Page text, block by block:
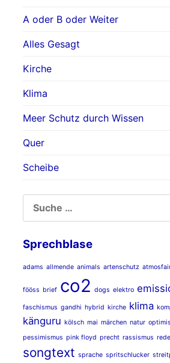
A oder B oder Weiter
Alles Gesagt
Kirche
Klima
Meer Schutz durch Wissen
Quer
Scheibe
NACH:
Sprechblase
adams allmende animals artenschutz
fööss brief co2 dogs elektro
faschismus gandhi hybrid kirche klima
känguru kölsch mai märchen natur
pessimismus pink floyd precht rassismus rede
songtext sprache spritschlucker